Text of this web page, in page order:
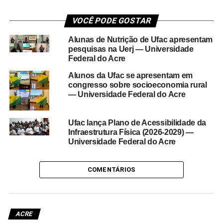
VOCÊ PODE GOSTAR
Alunas de Nutrição de Ufac apresentam
pesquisas na Uerj — Universidade
Federal do Acre
Alunos da Ufac se apresentam em
congresso sobre socioeconomia rural
— Universidade Federal do Acre
Ufac lança Plano de Acessibilidade da
Infraestrutura Física (2026-2029) —
Universidade Federal do Acre
COMENTÁRIOS
ACRE